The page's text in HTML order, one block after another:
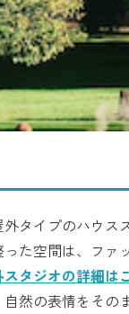
タイプのハウ
た空間は、フ
タジオの詳細は
然の表情をそ